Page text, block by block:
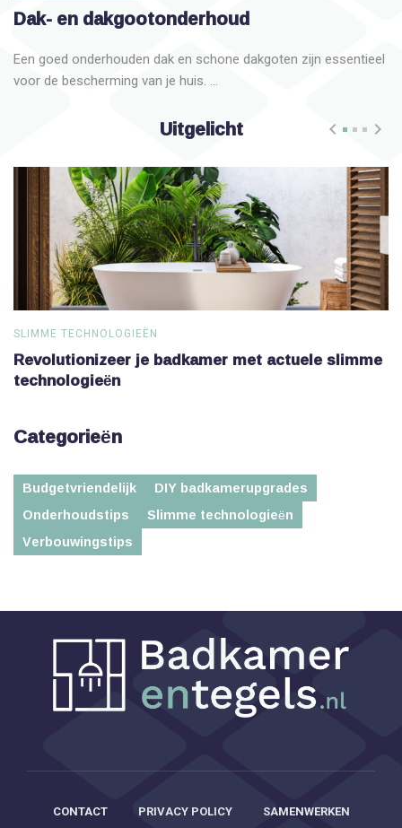
Dak- en dakgootonderhoud
Een goed onderhouden dak en schone dakgoten zijn essentieel
voor de bescherming van je huis. ...
Uitgelicht
SLIMME TECHNOLOGIEËN
Revolutionizeer je badkamer met actuele slimme
technologieën
Categorieën
Budgetvriendelijk
DIY badkamerupgrades
Onderhoudstips
Slimme technologieën
Verbouwingstips
CONTACT PRIVACY POLICY SAMENWERKEN